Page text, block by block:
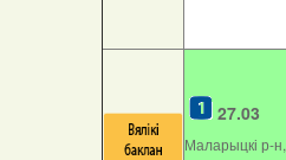
27.03
Маларыцкі р-н,